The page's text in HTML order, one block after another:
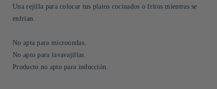
Una rejilla para colocar tus platos cocinados o fritos mientras se
enfrían.
No apta para microondas.
No apto para lavavajillas.
Producto no apto para inducción.